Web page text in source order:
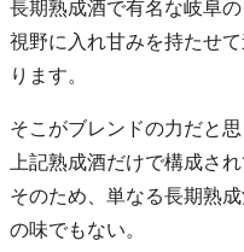
長期熟成酒で有名な岐阜
視野に入れ甘みを持たせ
ります。
そこがブレンドの力だと思
上記熟成酒だけで構成さ
そのため、単なる長期熟
の味でもない。